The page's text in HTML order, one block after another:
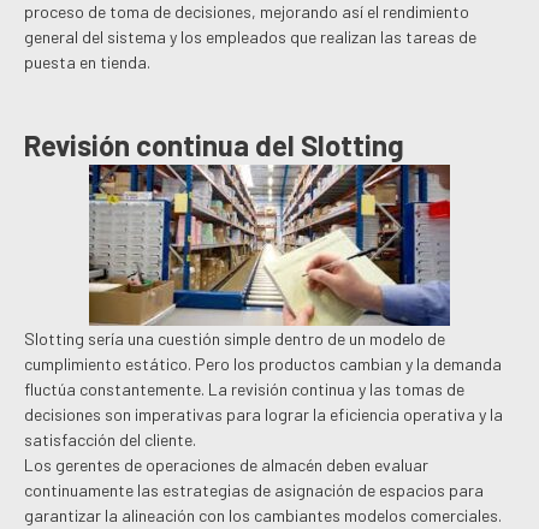
proceso de toma de decisiones, mejorando así el rendimiento
general del sistema y los empleados que realizan las tareas de
puesta en tienda.
Revisión continua del Slotting
Slotting sería una cuestión simple dentro de un modelo de
cumplimiento estático. Pero los productos cambian y la demanda
fluctúa constantemente. La revisión continua y las tomas de
decisiones son imperativas para lograr la eficiencia operativa y la
satisfacción del cliente.
Los gerentes de operaciones de almacén deben evaluar
continuamente las estrategias de asignación de espacios para
garantizar la alineación con los cambiantes modelos comerciales.